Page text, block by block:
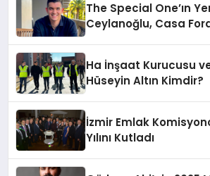
The Special One’ın
Ceylanoğlu, Casa
Ha İnşaat Kurucusu
Hüseyin Altın Kimdir?
İzmir Emlak
Yılını Kutladı